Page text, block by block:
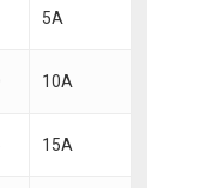
5A
10A
15A